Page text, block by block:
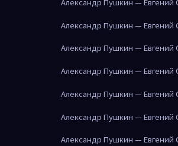
Александр Пушкин — Евгений
Александр Пушкин — Евгений
Александр Пушкин — Евгений
Александр Пушкин — Евгений
Александр Пушкин — Евгений
Александр Пушкин — Евгений